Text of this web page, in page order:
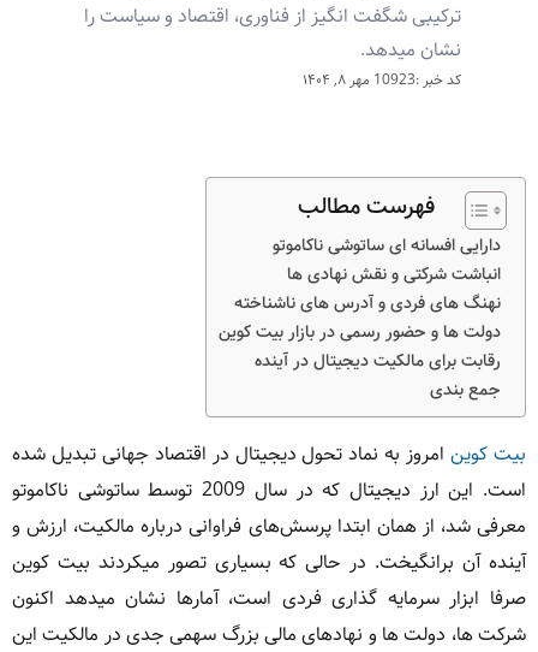
ترکیبی شگفت انگیز از فناوری، اقتصاد و سیاست را
نشان میدهد.
کد خبر :10923 مهر ۸, ۱۴۰۴
فهرست مطالب
دارایی افسانه ای ساتوشی ناکاموتو
انباشت شرکتی و نقش نهادی ها
نهنگ های فردی و آدرس های ناشناخته
دولت ها و حضور رسمی در بازار بیت کوین
رقابت برای مالکیت دیجیتال در آینده
جمع بندی
بیت کوینامروز به نماد تحول دیجیتال در اقتصاد جهانی تبدیل شده
است. این ارز دیجیتال که در سال 2009 توسط ساتوشی ناکاموتو
معرفی شد، از همان ابتدا پرسش‌های فراوانی درباره مالکیت، ارزش و
آینده آن برانگیخت. در حالی که بسیاری تصور میکردند بیت کوین
صرفا ابزار سرمایه گذاری فردی است، آمارها نشان میدهد اکنون
شرکت ها، دولت ها و نهادهای مالی بزرگ سهمی جدی در مالکیت این